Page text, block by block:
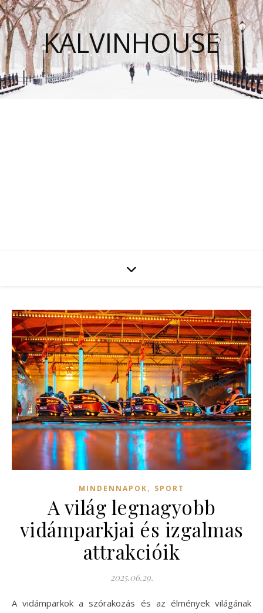
KALVINHOUSE
MINDENNAPOK, SPORT
A világ legnagyobb
vidámparkjai és izgalmas
attrakcióik
2025.06.29.
A vidámparkok a szórakozás és az élmények világának